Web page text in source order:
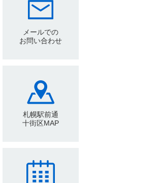
メールでの
お問い合わせ
札幌駅前通
十街区MAP